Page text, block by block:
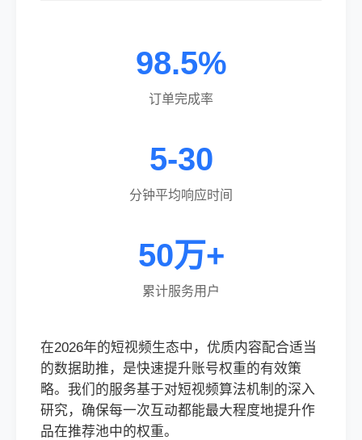
98.5%
订单完成率
5-30
分钟平均响应时间
50万+
累计服务用户
在2026年的短视频生态中，优质内容配合适当
的数据助推，是快速提升账号权重的有效策
略。我们的服务基于对短视频算法机制的深入
研究，确保每一次互动都能最大程度地提升作
品在推荐池中的权重。